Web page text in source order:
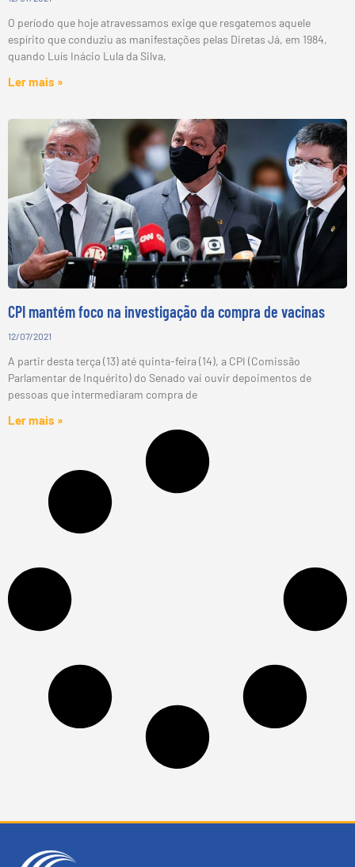
O período que hoje atravessamos exige que resgatemos aquele
espírito que conduziu as manifestações pelas Diretas Já, em 1984,
quando Luís Inácio Lula da Silva,
Ler mais »
CPI mantém foco na investigação da compra de vacinas
12/07/2021
A partir desta terça (13) até quinta-feira (14), a CPI (Comissão
Parlamentar de Inquérito) do Senado vai ouvir depoimentos de
pessoas que intermediaram compra de
Ler mais »